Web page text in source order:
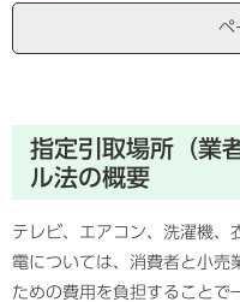
ペ
指定引取場所（業
ル法の概要
テレビ、エアコン、洗濯機、
電については、消費者と小売
ための費用を負担することで